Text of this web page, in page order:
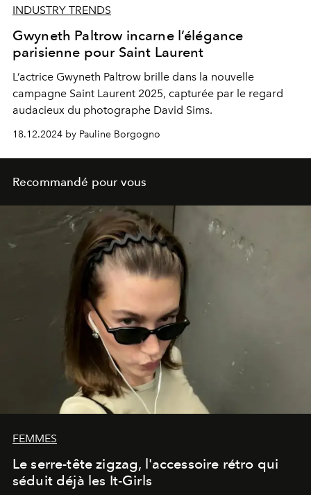
INDUSTRY TRENDS
Gwyneth Paltrow incarne l’élégance
parisienne pour Saint Laurent
L’actrice Gwyneth Paltrow brille dans la nouvelle
campagne Saint Laurent 2025, capturée par le regard
audacieux du photographe David Sims.
18.12.2024 by Pauline Borgogno
Recommandé pour vous
FEMMES
Le serre-tête zigzag, l'accessoire rétro qui
séduit déjà les It-Girls